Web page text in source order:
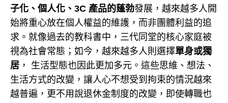
子化、個人化、3C 產品的蓬勃發展，越來越多人開
始將重心放在個人權益的維護，而非團體利益的追
求。就像過去的教科書中，三代同堂的核心家庭被
視為社會常態；如今，越來越多人則選擇單身或獨
居 ， 生活型態也因此更加多元。這些思維、想法、
生活方式的改變，讓人心不想受到拘束的情況越來
越普遍，更不用說退休金制度的改變，即使轉職也